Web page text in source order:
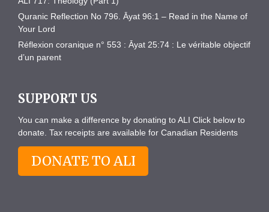
Quranic Reflection No 796. Āyat 96:1 – Read in the Name of
Your Lord
Réflexion coranique n° 553 : Āyat 25:74 : Le véritable objectif
d’un parent
SUPPORT US
You can make a difference by donating to ALI Click below to
donate. Tax receipts are available for Canadian Residents
DONATE TO ALI